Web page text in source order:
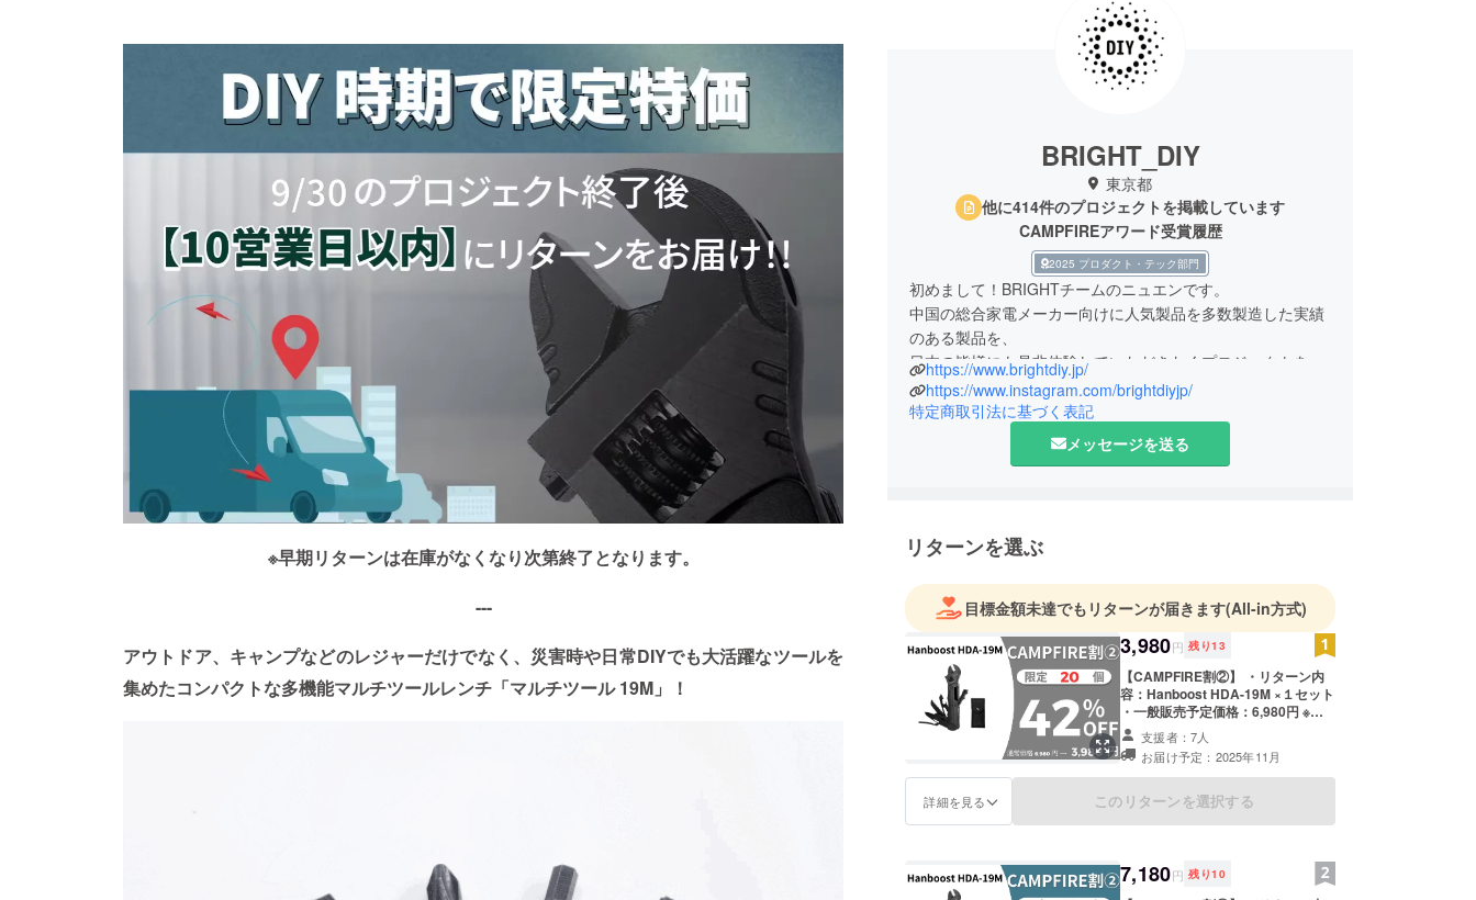
※早期リターンは在庫がなくなり次第終了となります。
---
アウトドア、キャンプなどのレジャーだけでなく、災害時や日常DIYでも大活躍なツールを
集めたコンパクトな多機能マルチツールレンチ「マルチツール 19M」！
BRIGHT_DIY
東京都
他に414件のプロジェクトを掲載しています
CAMPFIREアワード受賞履歴
2025 プロダクト・テック部門
初めまして！BRIGHTチームのニュエンです。
中国の総合家電メーカー向けに人気製品を多数製造した実績
のある製品を、
日本の皆様にも是非体験していただきたくプロジェクトを立
ち上げました。
最新のテクノロジーで、皆さんの生活をより豊かに、快適に
することが弊社の理念です。
どうぞよろしくお願い致します！
https://www.brightdiy.jp/
https://www.instagram.com/brightdiyjp/
特定商取引法に基づく表記
メッセージを送る
リターンを選ぶ
目標金額未達でもリターンが届きます(All-in方式)
3,980円 残り13
【CAMPFIRE割②】 ・リターン内
容：Hanboost HDA-19M ×１セット
・一般販売予定価格：6,980円 ※正
当な理由なく刃物を携帯する行為
は、銃砲刀剣類所持等取締法第22条
及び軽犯罪法第1条第2号により禁止
されています。 また、18歳未満の
方は本プロジェクトを支援すること
製造工程上の都合等により出荷時期
が遅れる場合があります。 ※皆様の
支援者：7人
お届け予定：2025年11月
詳細を見る このリターンを選択する
7,180円 残り10